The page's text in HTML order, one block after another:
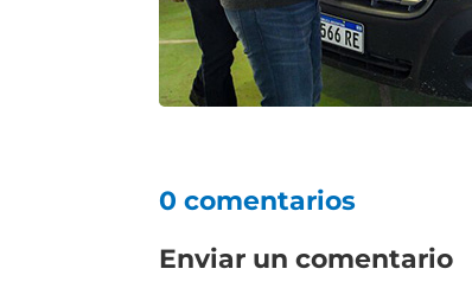
0 comentarios
Enviar un comentario